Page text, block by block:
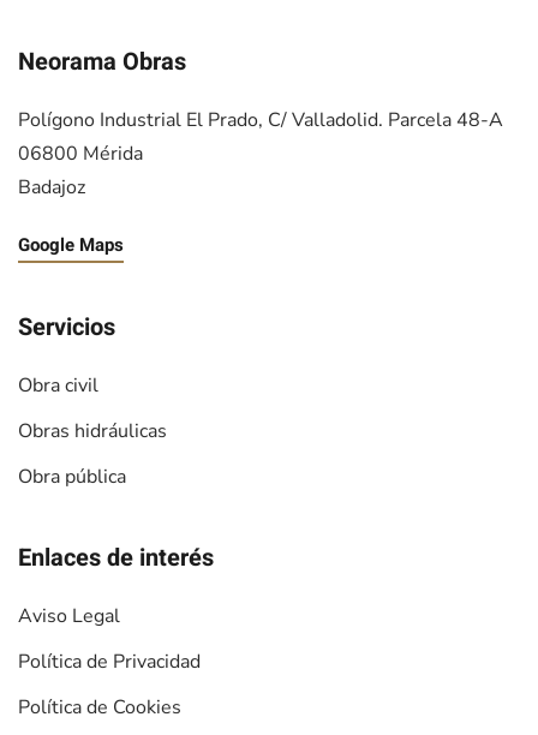
Neorama Obras
Polígono Industrial El Prado, C/ Valladolid. Parcela 48-A
06800 Mérida
Badajoz
Google Maps
Servicios
Obra civil
Obras hidráulicas
Obra pública
Enlaces de interés
Aviso Legal
Política de Privacidad
Política de Cookies